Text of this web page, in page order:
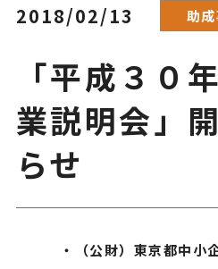
2018/02/13 助
「平成３０
業説明会」
らせ
・（公財）東京都中小企